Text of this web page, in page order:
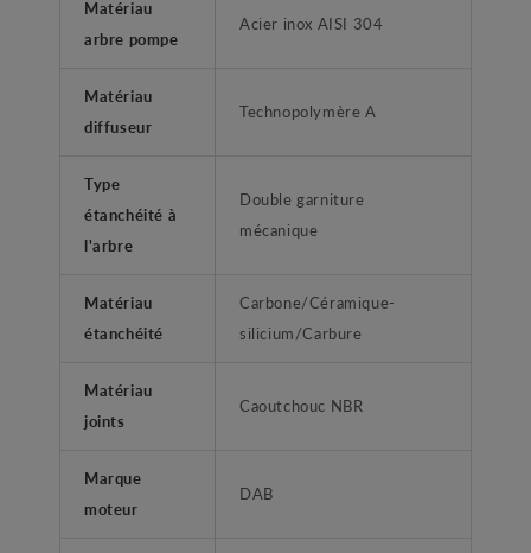
Matériau
arbre pompe
Acier inox AISI 304
Matériau
diffuseur
Technopolymère A
Type
étanchéité à
l'arbre
Double garniture
mécanique
Matériau
étanchéité
Carbone/Céramique-
silicium/Carbure
Matériau
joints
Caoutchouc NBR
Marque
moteur
DAB